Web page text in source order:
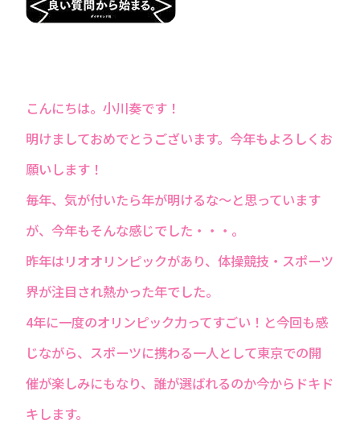
こんにちは。小川奏です！
明けましておめでとうございます。今年もよろしくお
願いします！
毎年、気が付いたら年が明けるな～と思っています
が、今年もそんな感じでした・・・。
昨年はリオオリンピックがあり、体操競技・スポーツ
界が注目され熱かった年でした。
4年に一度のオリンピック力ってすごい！と今回も感
じながら、スポーツに携わる一人として東京での開
催が楽しみにもなり、誰が選ばれるのか今からドキド
キします。